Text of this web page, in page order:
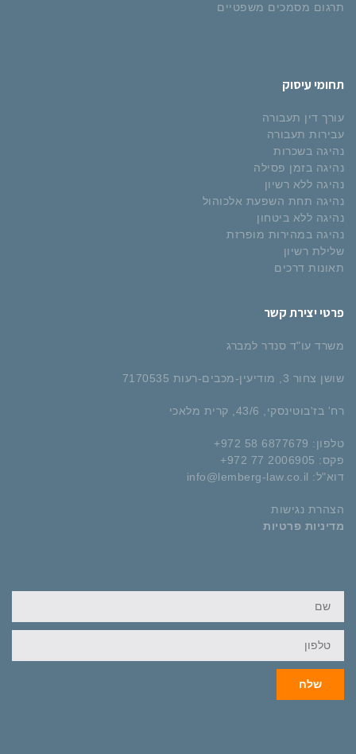
תרגום מסמכים משפטיים
תחומי עיסוק
עורך דין תעבורה
עבירות תעבורה
נהיגה בשכרות
נהיגה בזמן פסילה
נהיגה ללא רשיון
נהיגה תחת השפעת אלכוהול
נהיגה ללא ביטחון
נהיגה במהירות מופרזת
שלילת רשיון
תאונות דרכים
פרטי יצירת קשר
משרד עו"ד סנדר למברג
שושן צחור 3, מודיעין-מכבים-רעות 7170535
רח' בז'בוטינסקי, 43/6, קרית מלאכי
טלפון: 6877679 58 972+
פקס: 2006905 77 972+
דוא"ל: info@lemberg-law.co.il
הצהרת נגישות
מדיניות פרטיות
שלח